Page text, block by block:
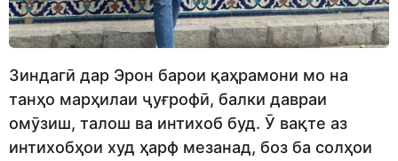
Зиндагӣ дар Эрон барои қаҳрамони мо на
танҳо марҳилаи ҷуғрофӣ, балки давраи
омӯзиш, талош ва интихоб буд. Ӯ вақте аз
интихобҳои худ ҳарф мезанад, боз ба солҳои